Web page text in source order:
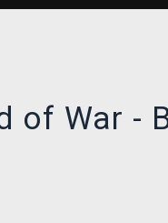
of War -